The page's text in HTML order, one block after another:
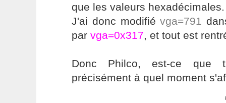
que les valeurs hexadécimales.
J'ai donc modifiévga=791
par vga=0x317, et tout est
Donc Philco, est-ce que
précisément à quel moment